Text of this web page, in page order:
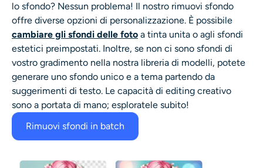
lo sfondo? Nessun problema! Il nostro rimuovi sfondo
offre diverse opzioni di personalizzazione. È possibile
cambiare gli sfondi delle foto a tinta unita o agli sfondi
estetici preimpostati. Inoltre, se non ci sono sfondi di
vostro gradimento nella nostra libreria di modelli, potete
generare uno sfondo unico e a tema partendo da
suggerimenti di testo. Le capacità di editing creativo
sono a portata di mano; esploratele subito!
Rimuovi sfondi in batch